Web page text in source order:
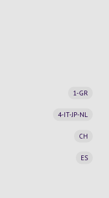
1-GR
4-IT-JP-NL
CH
ES